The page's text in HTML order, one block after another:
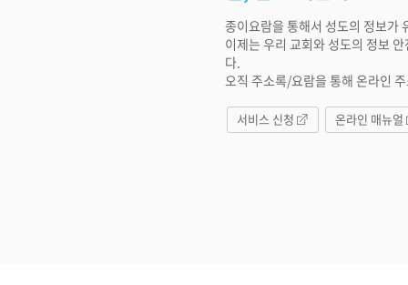
종이요람을 통해서 성도의 정보가
이제는 우리 교회와 성도의 정보
다.
오직 주소록/요람을 통해 온라인
서비스 신청 온라인 매뉴얼